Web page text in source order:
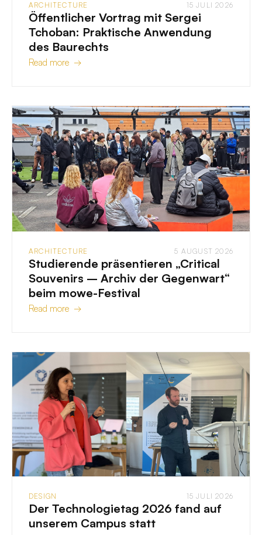
ARCHITECTURE 15 JULI 2026
Öffentlicher Vortrag mit Sergei
Tchoban: Praktische Anwendung
des Baurechts
Read more →
ARCHITECTURE 5 AUGUST 2026
Studierende präsentieren „Critical
Souvenirs – Archiv der Gegenwart“
beim mowe-Festival
Read more →
DESIGN 15 JULI 2026
Der Technologietag 2026 fand auf
unserem Campus statt